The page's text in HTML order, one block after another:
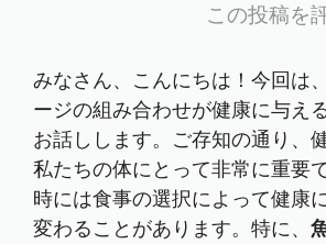
この投稿を
みなさん、こんにちは！今回は
ージの組み合わせが健康に与え
お話しします。ご存知の通り、
私たちの体にとって非常に重要
時には食事の選択によって健康
変わることがあります。特に、